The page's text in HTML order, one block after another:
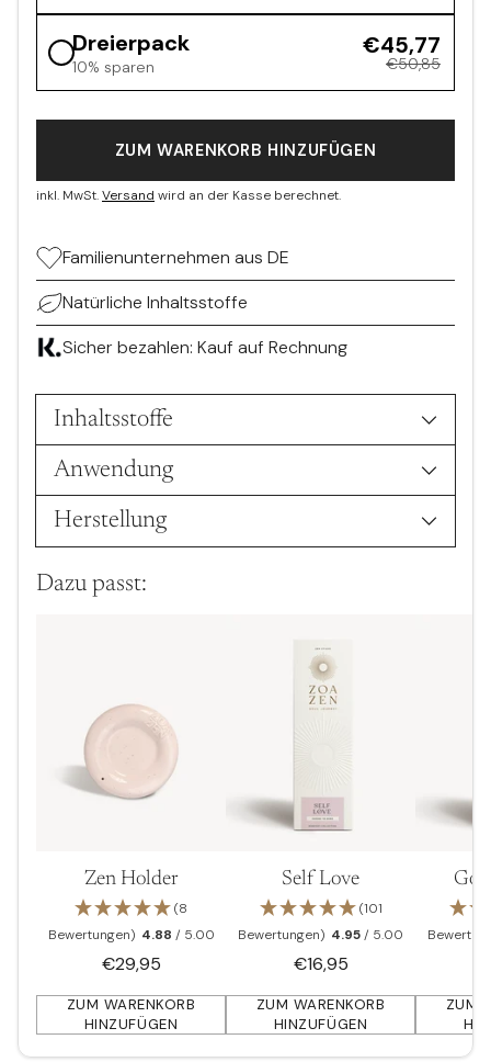
ZUM WARENKORB HINZUFÜGEN
inkl. MwSt.Versand wird an der Kasse berechnet.
Familienunternehmen aus DE
Natürliche Inhaltsstoffe
Sicher bezahlen: Kauf auf Rechnung
Inhaltsstoffe
Anwendung
Herstellung
Dazu passt:
Zen Holder
(8
Bewertungen) 4.88 / 5.00
€29,95
ZUM WARENKORB
HINZUFÜGEN
Anzahl
Self Love
(101
Bewertungen) 4.95/ 5.00
€16,95
ZUM WARENKORB
HINZUFÜGEN
Anzahl
ZUM
Anzahl